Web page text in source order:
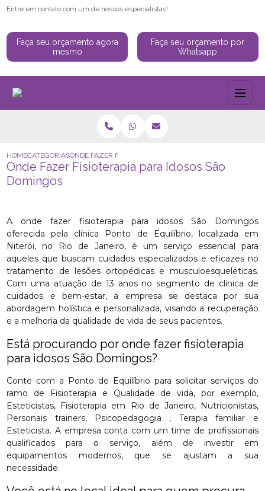
Entre em contato com um de nossos especialistas!
Faça seu orçamento agora
mesmo
Faça seu orçamento por
Whatsapp
HOMECATEGORIASONDE FAZER FISIOTERAPIA PARA IDOSOS SÃO DOMINGOS
Onde Fazer Fisioterapia para Idosos São
Domingos
A onde fazer fisioterapia para idosos São Domingos
oferecida pela clínica Ponto de Equilíbrio, localizada em
Niterói, no Rio de Janeiro, é um serviço essencial para
aqueles que buscam cuidados especializados e eficazes no
tratamento de lesões ortopédicas e musculoesqueléticas.
Com uma atuação de 13 anos no segmento de clínica de
cuidados e bem-estar, a empresa se destaca por sua
abordagem holística e personalizada, visando a recuperação
e a melhoria da qualidade de vida de seus pacientes.
Está procurando por onde fazer fisioterapia
para idosos São Domingos?
Conte com a Ponto de Equilíbrio para solicitar serviços do
ramo de Fisioterapia e Qualidade de vida, por exemplo,
Esteticistas, Fisioterapia em Rio de Janeiro, Nutricionistas,
Personais trainers, Psicopedagogia , Terapia familiar e
Esteticista. A empresa conta com um time de profissionais
qualificados para o serviço, além de investir em
equipamentos modernos, que se ajustam a sua
necessidade.